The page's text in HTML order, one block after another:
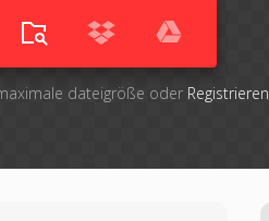
dateigröße oder Registrieren